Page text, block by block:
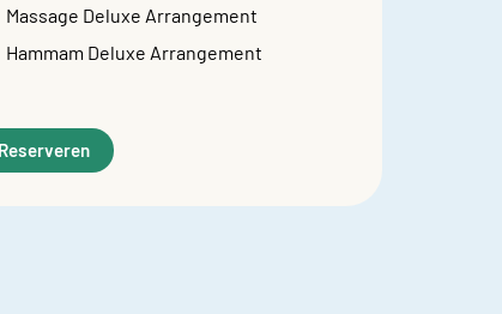
Massage Deluxe Arrangement
Hammam Deluxe Arrangement
Reserveren